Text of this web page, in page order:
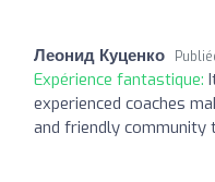
Леонид Куценко
Expérience fantastique:
experienced coaches
and friendly community